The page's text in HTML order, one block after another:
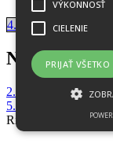
4. Nedeľa v
Navigácia v
2. Nedeľa po
5. Nedeľa v
Rímskokatolícka
VÝKONNOSŤ
CIELENIE
PRIJAŤ VŠETKO